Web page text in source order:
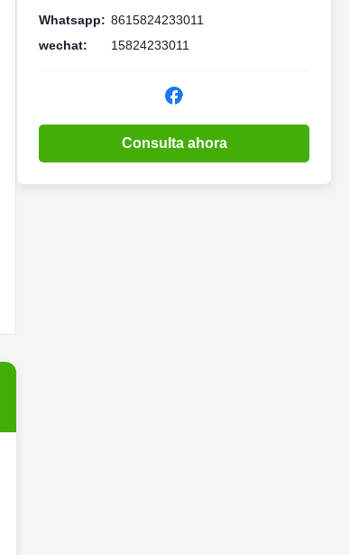
Whatsapp: 8615824233011
wechat:
15824233011
Consulta ahora